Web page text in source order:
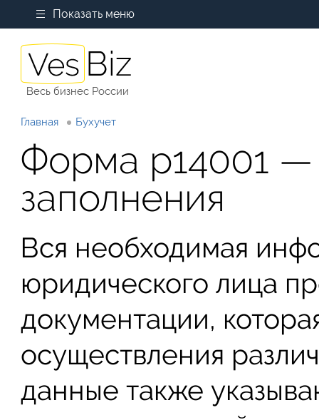
Показать меню
Весь бизнес России
Главная Бухучет
Форма р14001 —
заполнения
Вся необходимая
юридического лица
документации,
осуществления
данные также